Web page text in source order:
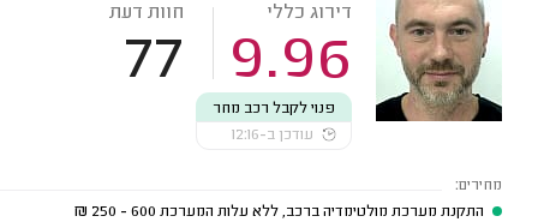
דירוג כללי
9.96
חוות דעת
77
פנוי לקבל רכב מחר
עודכן ב-12:16
מחירים:
התקנת מערכת מולטימדיה ברכב, ללא עלות המערכת 600 - 250
₪